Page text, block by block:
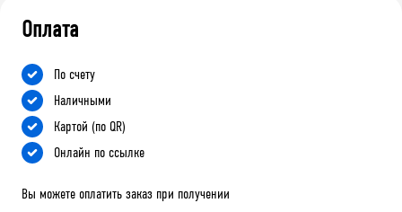
Оплата
По счету
Наличными
Картой (по QR)
Онлайн по ссылке
Вы можете оплатить заказ при получении